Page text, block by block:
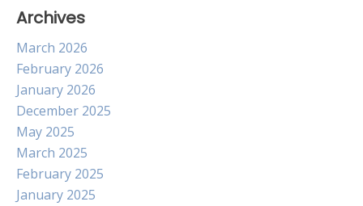
Archives
March 2026
February 2026
January 2026
December 2025
May 2025
March 2025
February 2025
January 2025